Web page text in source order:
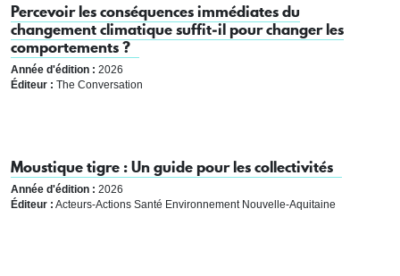
Percevoir les conséquences immédiates du
changement climatique suffit‑il pour changer les
comportements ?
Année d'édition : 2026
Éditeur : The Conversation
Moustique tigre : Un guide pour les collectivités
Année d'édition : 2026
Éditeur : Acteurs-Actions Santé Environnement Nouvelle-Aquitaine